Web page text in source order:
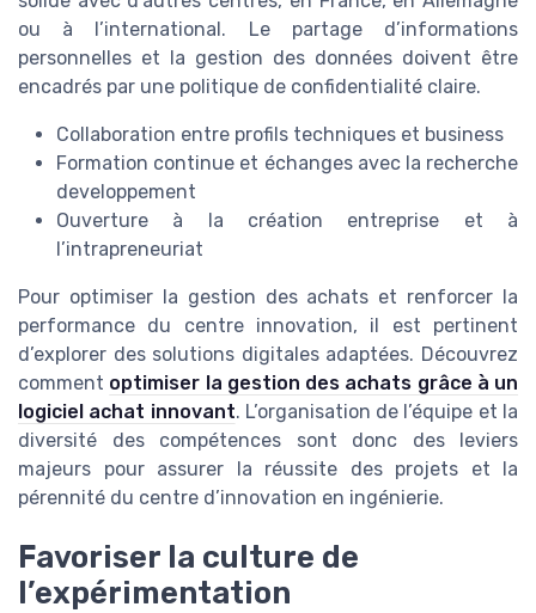
ou à l’international. Le partage d’informations
personnelles et la gestion des données doivent être
encadrés par une politique de confidentialité claire.
Collaboration entre profils techniques et business
Formation continue et échanges avec la recherche
developpement
Ouverture à la création entreprise et à
l’intrapreneuriat
Pour optimiser la gestion des achats et renforcer la
performance du centre innovation, il est pertinent
d’explorer des solutions digitales adaptées. Découvrez
comment optimiser la gestion des achats grâce à un
logiciel achat innovant. L’organisation de l’équipe et la
diversité des compétences sont donc des leviers
majeurs pour assurer la réussite des projets et la
pérennité du centre d’innovation en ingénierie.
Favoriser la culture de
l’expérimentation